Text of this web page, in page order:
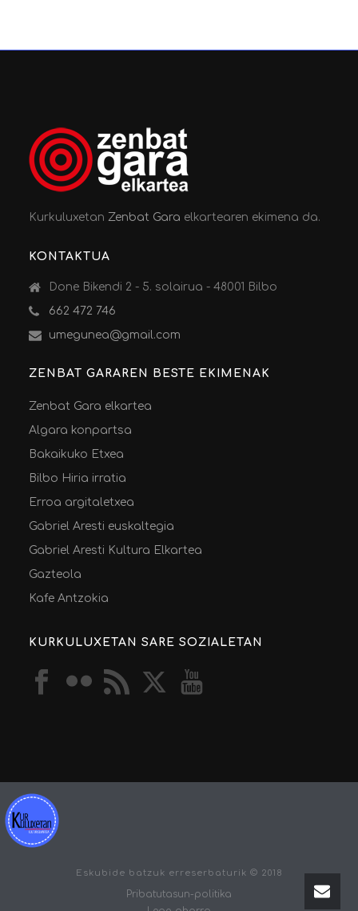
KurkuluxetanZenbat Gara elkartearen ekimena da.
KONTAKTUA
Done Bikendi 2 - 5. solairua - 48001 Bilbo
662 472 746
umegunea@gmail.com
ZENBAT GARAREN BESTE EKIMENAK
Zenbat Gara elkartea
Algara konpartsa
Bakaikuko Etxea
Bilbo Hiria irratia
Erroa argitaletxea
Gabriel Aresti euskaltegia
Gabriel Aresti Kultura Elkartea
Gazteola
Kafe Antzokia
KURKULUXETAN SARE SOZIALETAN
Eskubide batzuk erreserbaturik © 2018
Pribatutasun-politika